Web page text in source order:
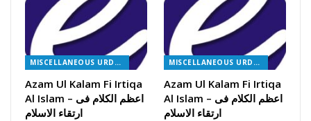
MISCELLANEOUS URDU BOOKS
Azam Ul Kalam Fi Irtiqa
Al Islam – اعظم الکلام فی
ارتقاء الاسلام
MISCELLANEOUS URDU BOOKS
Azam Ul Kalam Fi Irtiqa
Al Islam – اعظم الکلام فی
ارتقاء الاسلام